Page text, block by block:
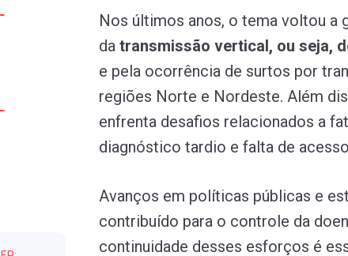
Nos últimos anos, o tema voltou a
da transmissão vertical, ou seja,
e pela ocorrência de surtos por
regiões Norte e Nordeste. Além
enfrenta desafios relacionados a
diagnóstico tardio e falta de
Avanços em políticas públicas e
contribuído para o controle da
continuidade desses esforços é